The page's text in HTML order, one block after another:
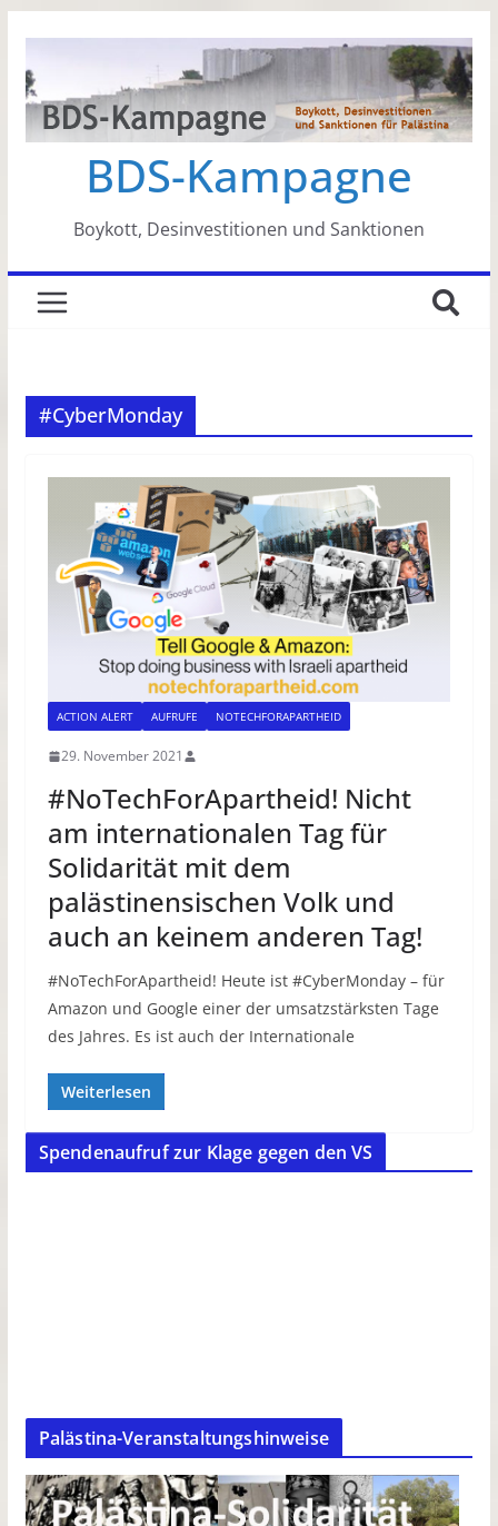
springen
BDS-Kampagne
Boykott, Desinvestitionen und Sanktionen
#CyberMonday
ACTION ALERT AUFRUFE NOTECHFORAPARTHEID
29. November 2021
#NoTechForApartheid! Nicht
am internationalen Tag für
Solidarität mit dem
palästinensischen Volk und
auch an keinem anderen Tag!
#NoTechForApartheid! Heute ist #CyberMonday – für
Amazon und Google einer der umsatzstärksten Tage
des Jahres. Es ist auch der Internationale
Weiterlesen
Spendenaufruf zur Klage gegen den VS
Palästina-Veranstaltungshinweise